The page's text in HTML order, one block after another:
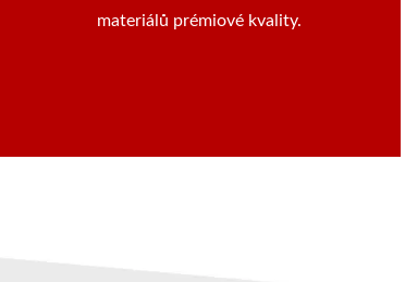
materiálů prémiové kvality.